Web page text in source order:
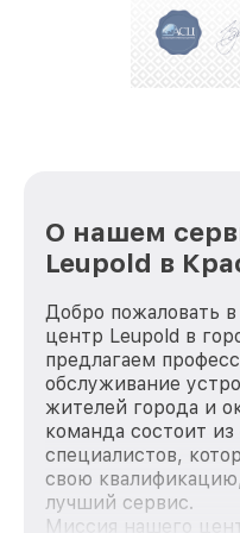
положительные
репутацию. Мы
О нашем
Leupold в
Добро пожаловать
центр Leupold в
предлагаем
обслуживание
жителей города и
команда состоит
специалистов,
свою
лучший сервис.
Миссия нашего